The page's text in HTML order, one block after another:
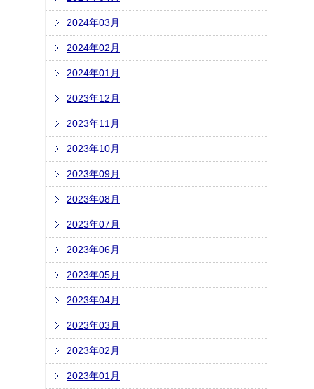
2024年03月
2024年02月
2024年01月
2023年12月
2023年11月
2023年10月
2023年09月
2023年08月
2023年07月
2023年06月
2023年05月
2023年04月
2023年03月
2023年02月
2023年01月